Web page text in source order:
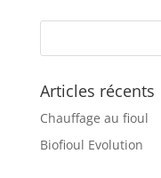
Articles récents
Chauffage au fioul
Biofioul Evolution